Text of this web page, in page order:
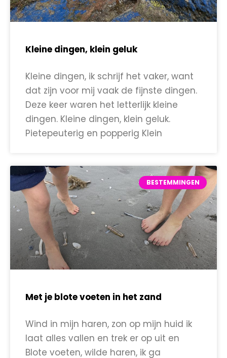
Kleine dingen, klein geluk
Kleine dingen, ik schrijf het vaker, want
dat zijn voor mij vaak de fijnste dingen.
Deze keer waren het letterlijk kleine
dingen. Kleine dingen, klein geluk.
Pietepeuterig en popperig Klein
BESTEMMINGEN
Met je blote voeten in het zand
Wind in mijn haren, zon op mijn huid ik
laat alles vallen en trek er op uit en
Blote voeten, wilde haren, ik ga